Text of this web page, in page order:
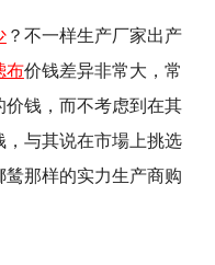
？不一样生产厂家出产
布价钱差异非常大，常
钱，而不考虑到在其
与其说在市場上挑选
那样的实力生产商购